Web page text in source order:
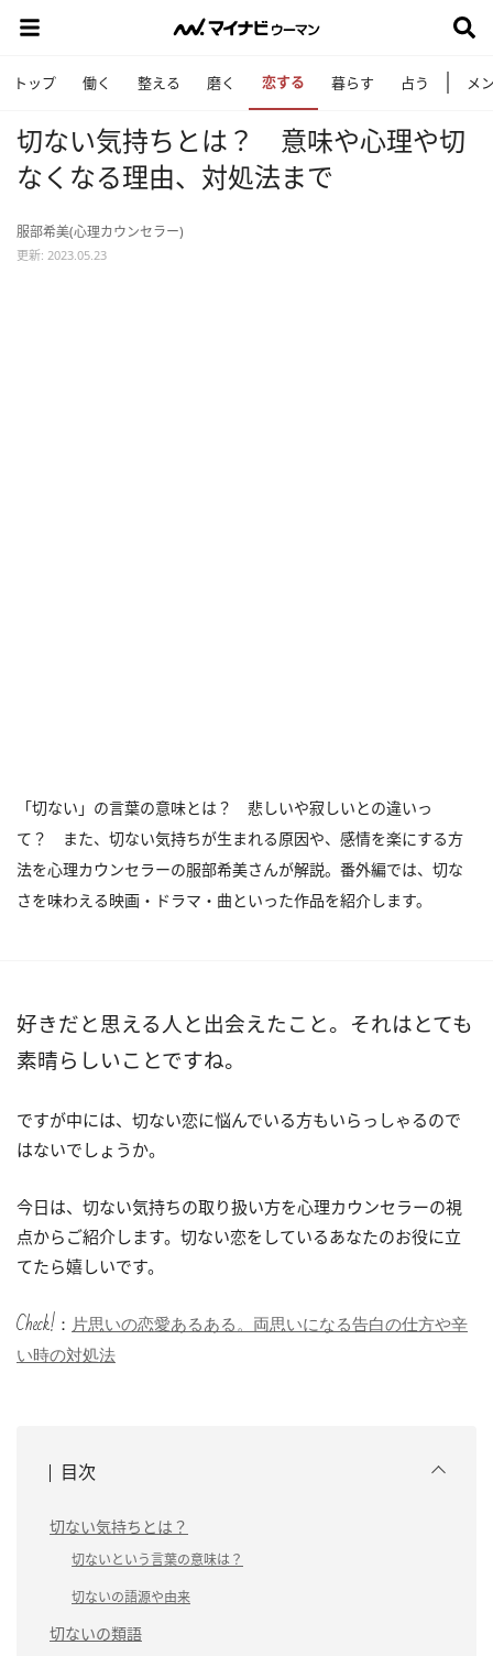
トップ 働く 整える 磨く 恋する 暮らす 占う メ
切ない気持ちとは？ 意味や心理や切
なくなる理由、対処法まで
服部希美(心理カウンセラー)
更新: 2023.05.23
「切ない」の言葉の意味とは？ 悲しいや寂しいとの違いっ
て？ また、切ない気持ちが生まれる原因や、感情を楽にする方
法を心理カウンセラーの服部希美さんが解説。番外編では、切な
さを味わえる映画・ドラマ・曲といった作品を紹介します。
好きだと思える人と出会えたこと。それはとても
素晴らしいことですね。
ですが中には、切ない恋に悩んでいる方もいらっしゃるので
はないでしょうか。
今日は、切ない気持ちの取り扱い方を心理カウンセラーの視
点からご紹介します。切ない恋をしているあなたのお役に立
てたら嬉しいです。
Check!： 片思いの恋愛あるある。両思いになる告白の仕方や辛
い時の対処法
目次
切ない気持ちとは？
切ないという言葉の意味は？
切ないの語源や由来
切ないの類語